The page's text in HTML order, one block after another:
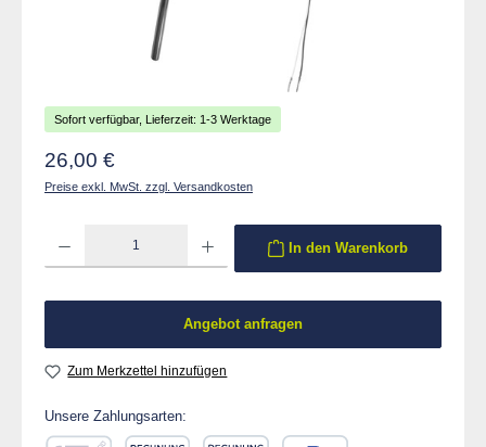
Sofort verfügbar, Lieferzeit: 1-3 Werktage
Regulärer Preis:
26,00 €
Preise exkl. MwSt. zzgl. Versandkosten
In den Warenkorb
Angebot anfragen
Zum Merkzettel hinzufügen
Unsere Zahlungsarten: